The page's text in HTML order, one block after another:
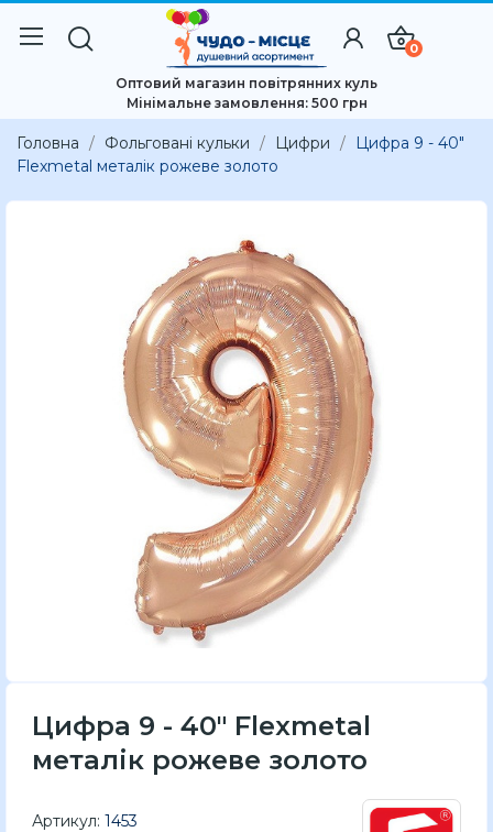
0
Оптовий магазин повітрянних куль
Мінімальне замовлення: 500 грн
Головна Фольговані кульки Цифри
Цифра 9 - 40"
Flexmetal металік рожеве золото
Цифра 9 - 40" Flexmetal
металік рожеве золото
Артикул: 1453